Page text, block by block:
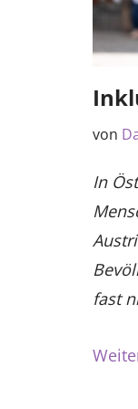
von
In
fast